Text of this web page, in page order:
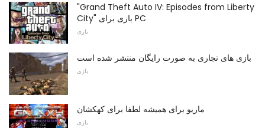
"Grand Theft Auto IV: Episodes from Liberty
City" بازی برای PC
بازی
بازی های تجاری به صورت رایگان منتشر شده است
بازی
ماریو برای همیشه لطفا برای کهکشان
بازی